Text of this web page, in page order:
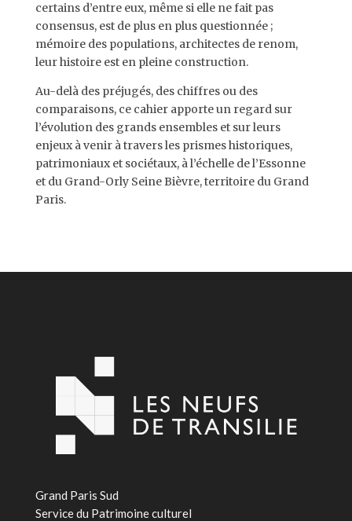
certains d’entre eux, même si elle ne fait pas
consensus, est de plus en plus questionnée ;
mémoire des populations, architectes de renom,
leur histoire est en pleine construction.
Au-delà des préjugés, des chiffres ou des
comparaisons, ce cahier apporte un regard sur
l’évolution des grands ensembles et sur leurs
enjeux à venir à travers les prismes historiques,
patrimoniaux et sociétaux, à l’échelle de l’Essonne
et du Grand-Orly Seine Bièvre, territoire du Grand
Paris.
Grand Paris Sud
Service du Patrimoine culturel